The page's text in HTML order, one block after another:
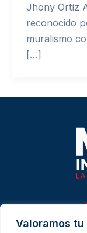
Valoramos
Jhony Ortiz
reconocido
muralismo
[…]